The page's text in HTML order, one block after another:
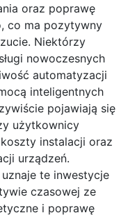
oraz poprawę
co ma pozytywny
Niektórzy
nowoczesnych
automatyzacji
inteligentnych
pojawiają się
użytkownicy
instalacji oraz
urządzeń.
te inwestycje
czasowej ze
i poprawę